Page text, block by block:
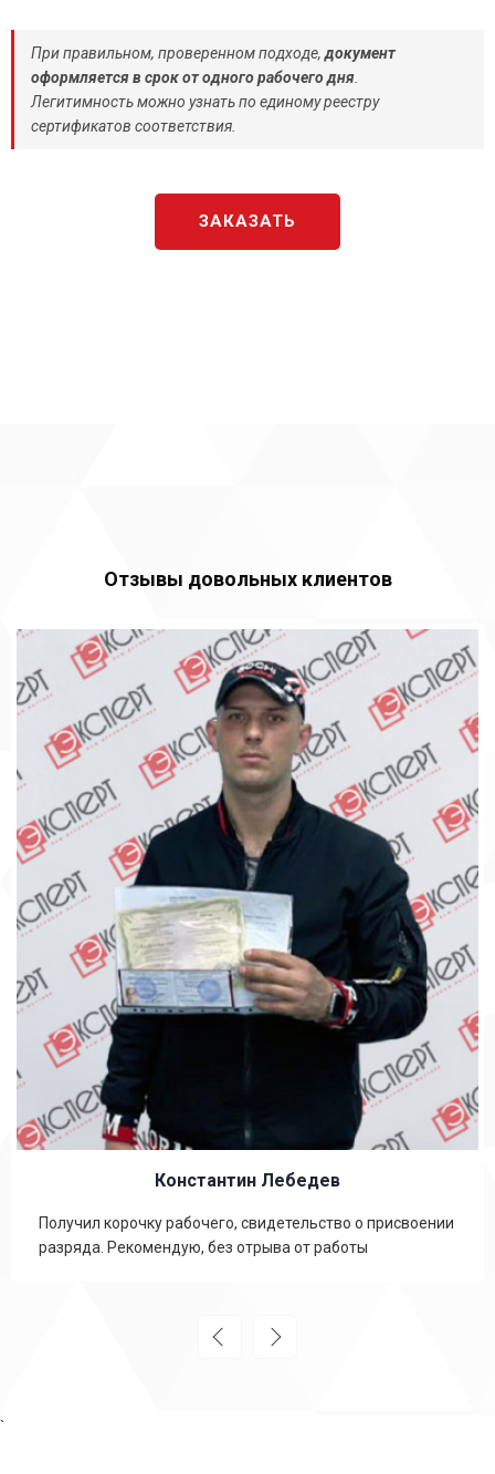
При правильном, проверенном подходе,документ
оформляется в срок от одного рабочего дня.
Легитимность можно узнать по единому реестру
сертификатов соответствия.
ЗАКАЗАТЬ
Отзывы довольных клиентов
Константин Лебедев
Получил корочку рабочего, свидетельство о присвоении
разряда. Рекомендую, без отрыва от работы
`